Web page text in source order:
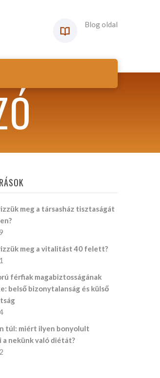
Blog oldal
meg a társasház tisztaságát
meg a vitalitást 40 felett?
férfiak magabiztosságának
belső bizonytalanság és külső
túl: miért ilyen bonyolult
a nekünk való diétát?